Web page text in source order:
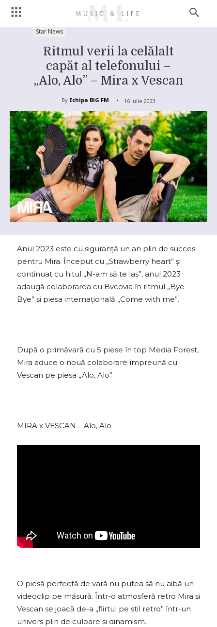
Star News
Ritmul verii la celălalt
capăt al telefonului –
,,Alo, Alo” – Mira x Vescan
By Echipa BIG FM 16 iulie 2023
Anul 2023 este cu siguranță un an plin de succes
pentru Mira. Început cu „Strawberry heart” și
continuat cu hitul „N-am să te las”, anul 2023
adaugă colaborarea cu Bvcovia în ritmul „Bye
Bye” și piesa internațională „Come with me”.
După o primăvară cu 5 piese în top Media Forest,
Mira aduce o nouă colaborare împreună cu
Vescan pe piesa „Alo, Alo”.
MIRA x VESCAN – Alo, Alo
O piesă perfectă de vară nu putea să nu aibă un
videoclip pe măsură. Într-o atmosferă retro Mira și
Vescan se joacă de-a „flirtul pe stil retro” într-un
univers plin de culoare și dinamism.